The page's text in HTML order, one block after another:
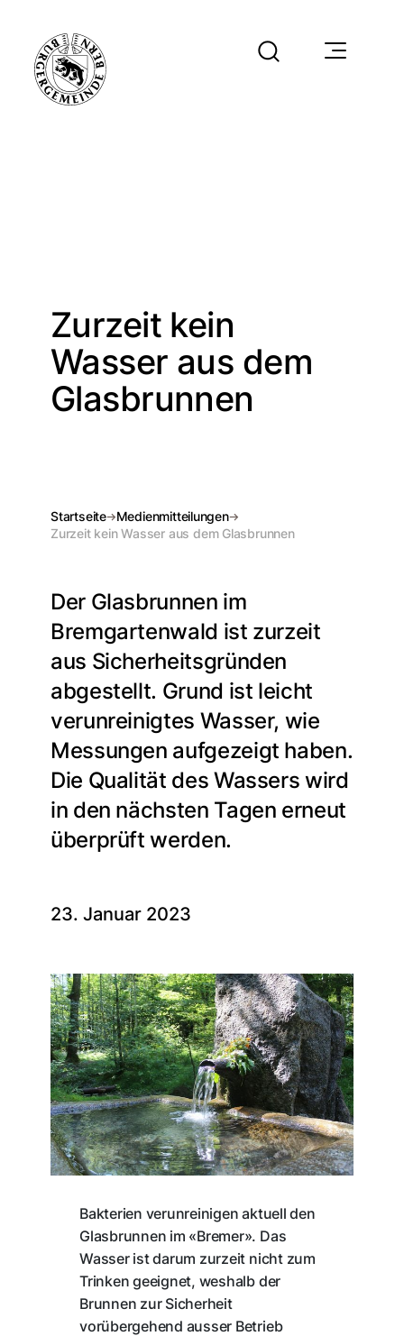
Zurzeit kein
Wasser aus dem
Glasbrunnen
Startseite
Medienmitteilungen
Zurzeit kein Wasser aus dem Glasbrunnen
Der Glasbrunnen im
Bremgartenwald ist zurzeit
aus Sicherheitsgründen
abgestellt. Grund ist leicht
verunreinigtes Wasser, wie
Messungen aufgezeigt haben.
Die Qualität des Wassers wird
in den nächsten Tagen erneut
überprüft werden.
23. Januar 2023
Bakterien verunreinigen aktuell den
Glasbrunnen im «Bremer». Das
Wasser ist darum zurzeit nicht zum
Trinken geeignet, weshalb der
Brunnen zur Sicherheit
vorübergehend ausser Betrieb